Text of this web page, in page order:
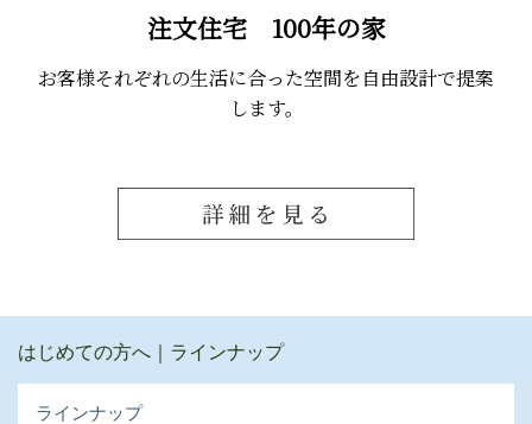
注文住宅 100年の家
お客様それぞれの生活に合った空間を自由設計で提案
します。
はじめての方へ｜ラインナップ
ラインナップ